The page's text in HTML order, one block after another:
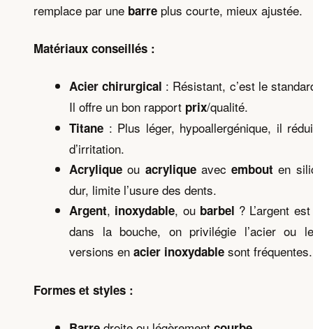
remplace par une barre plus courte, mieux ajustée.
Matériaux conseillés :
Acier chirurgical : Résistant, c’est le
Il offre un bon rapport prix/qualité.
Titane : Plus léger, hypoallergénique, il
d’irritation.
Acrylique ou acryliqueavec embout en
dur, limite l’usure des dents.
Argent, inoxydable, ou barbel ? L’argent
dans la bouche, on privilégie l’acier ou
versions en acier inoxydable sont fréquentes.
Formes et styles :